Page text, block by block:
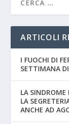
ARTICOLI
I FUOCHI DI
SETTIMANA
LA
LA
ANCHE AD